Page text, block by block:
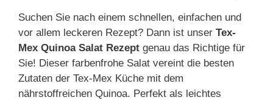
Suchen Sie nach einem schnellen, einfachen und
vor allem leckeren Rezept? Dann ist unser Tex-
Mex Quinoa Salat Rezept genau das Richtige für
Sie! Dieser farbenfrohe Salat vereint die besten
Zutaten der Tex-Mex Küche mit dem
nährstoffreichen Quinoa. Perfekt als leichtes